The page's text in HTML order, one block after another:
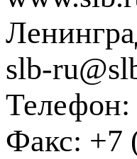
slb-
Телефон:
Факс: +7